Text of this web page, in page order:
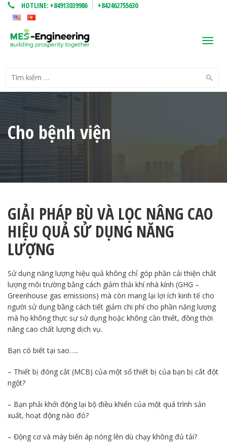
HOTLINE: +84913039986 +842462755630
Cho bệnh viện
GIẢI PHÁP BÙ VÀ LỌC NÂNG CAO
HIỆU QUẢ SỬ DỤNG NĂNG
LƯỢNG
Sử dụng năng lượng hiệu quả không chỉ góp phần cải thiện chất
lượng môi trường bằng cách giảm thải khí nhà kính (GHG –
Greenhouse gas emissions) mà còn mang lại lợi ích kinh tế cho
người sử dụng bằng cách tiết giảm chi phí cho phần năng lượng
mà họ không thực sự sử dụng hoặc không cần thiết, đồng thời
nâng cao chất lượng dịch vụ.
Bạn có biết tại sao…..
– Thiết bị đóng cắt (MCB) của một số thiết bị của bạn bị cắt đột
ngột?
– Bạn phải khởi động lại bộ điều khiển của một quá trình sản
xuất, hoạt động nào đó?
– Động cơ và máy biến áp nóng lên dù chạy không đủ tải?